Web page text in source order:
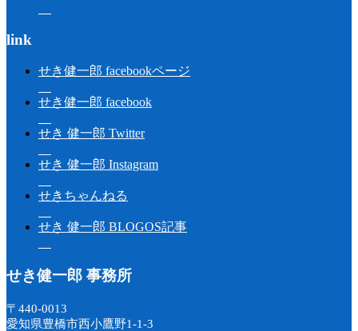
link
せき健一郎 facebookページ
せき健一郎 facebook
せき 健一郎 Twitter
せき 健一郎 Instagram
せきちゃんねる
せき 健一郎 BLOGOS記事
せき健一郎 事務所
〒440-0013
愛知県豊橋市西小鷹野1-1-3